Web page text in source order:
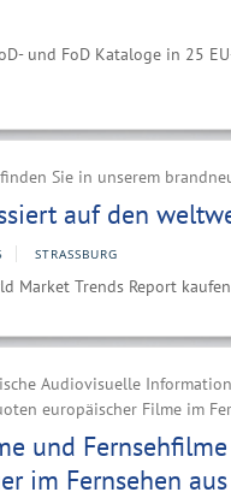
und FoD Kataloge in 25
Sie in unserem
auf den
STRASSBURG
Market Trends Report
Audiovisuelle
europäischer Filme im
und
im Fernsehen aus